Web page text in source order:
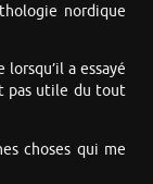
nordique
a essayé
pas utile du tout
choses qui me